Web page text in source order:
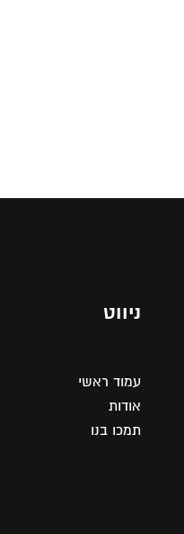
ניווט
עמוד ראשי
אודות
תמכו בנו